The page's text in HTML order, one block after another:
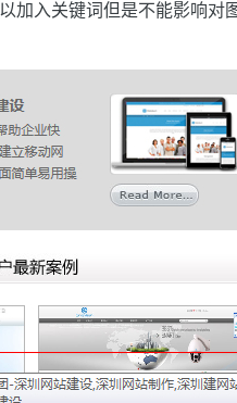
加入关键词但是不能影响对